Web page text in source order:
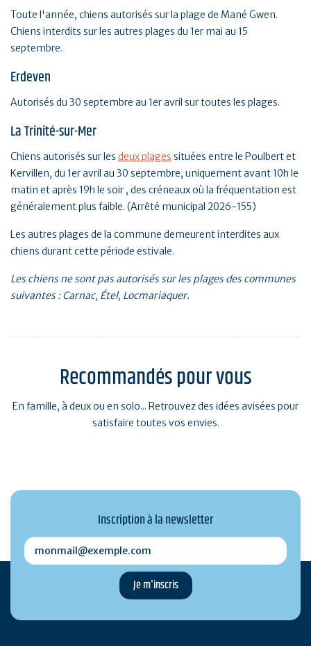
Toute l'année, chiens autorisés sur la plage de Mané Gwen.
Chiens interdits sur les autres plages du 1er mai au 15
septembre.
Erdeven
Autorisés du 30 septembre au 1er avril sur toutes les plages.
La Trinité-sur-Mer
Chiens autorisés sur les deux plages situées entre le Poulbert et
Kervillen, du 1er avril au 30 septembre, uniquement avant 10h le
matin et après 19h le soir , des créneaux où la fréquentation est
généralement plus faible. (Arrêté municipal 2026-155)
Les autres plages de la commune demeurent interdites aux
chiens durant cette période estivale.
Les chiens ne sont pas autorisés sur les plages des communes
suivantes : Carnac, Étel, Locmariaquer.
Recommandés pour vous
En famille, à deux ou en solo... Retrouvez des idées avisées pour
satisfaire toutes vos envies.
Inscription à la newsletter
monmail@exemple.com